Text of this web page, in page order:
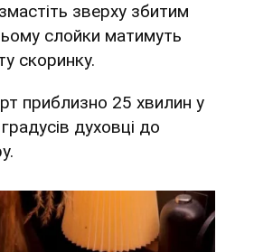
зверху збитим
слойки матимуть
скоринку.
приблизно 25 хвилин у
духовці до